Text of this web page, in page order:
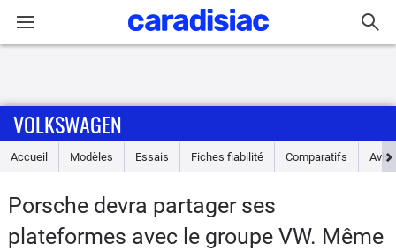
Accueil
Essais
VOLKSWAGEN
Accueil Modèles Essais Fiches fiabilité Comparatifs Avis
Porsche devra partager ses
plateformes avec le groupe VW. Même